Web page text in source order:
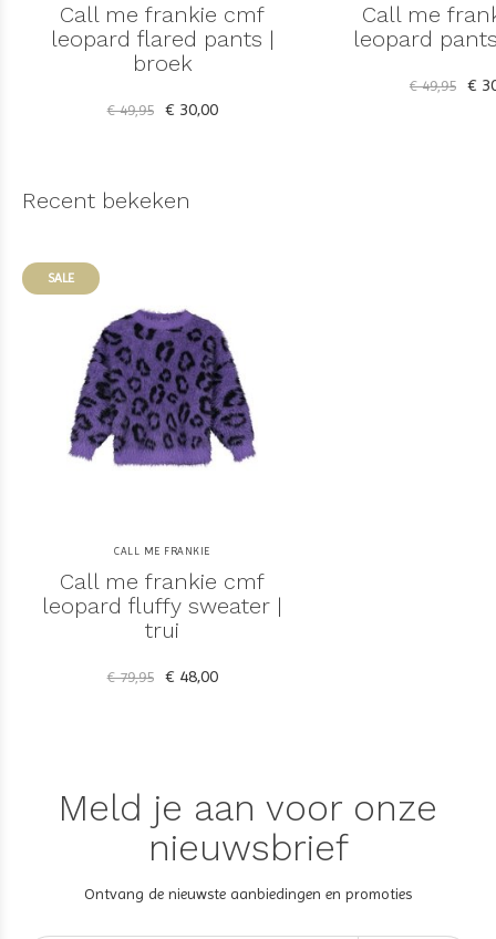
Call me frankie cmf
leopard flared pants |
broek
€ 49,95 € 30,00
Call me
leopard
€ 49,95 €
Recent bekeken
SALE
CALL ME FRANKIE
Call me frankie cmf
leopard fluffy sweater |
trui
€ 79,95 € 48,00
Meld je aan voor onze
nieuwsbrief
Ontvang de nieuwste aanbiedingen en promoties